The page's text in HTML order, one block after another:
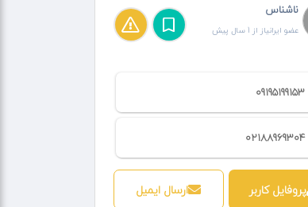
ناشناس
عضو ایرانیاز از 1 سال پیش
09195199153
02188969304
پروفایل کاربر ارسال ایمیل